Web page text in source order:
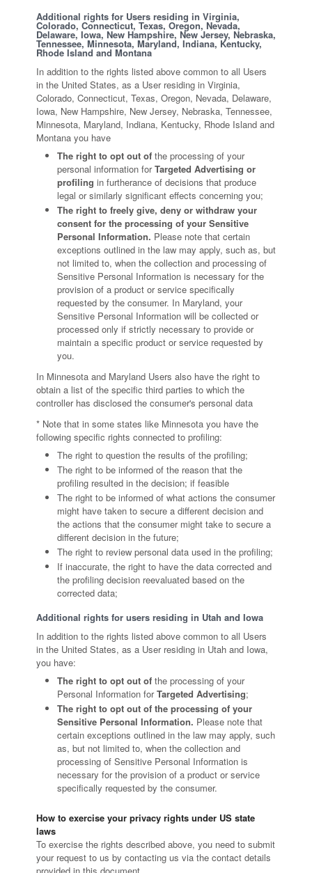
Additional rights for Users residing in Virginia,
Colorado, Connecticut, Texas, Oregon, Nevada,
Delaware, Iowa, New Hampshire, New Jersey, Nebraska,
Tennessee, Minnesota, Maryland, Indiana, Kentucky,
Rhode Island and Montana
In addition to the rights listed above common to all Users
in the United States, as a User residing in Virginia,
Colorado, Connecticut, Texas, Oregon, Nevada, Delaware,
Iowa, New Hampshire, New Jersey, Nebraska, Tennessee,
Minnesota, Maryland, Indiana, Kentucky, Rhode Island and
Montana you have
The right to opt out of the processing of your
personal information forTargeted Advertising or
profiling in furtherance of decisions that produce
legal or similarly significant effects concerning you;
The right to freely give, deny or withdraw your
consent for the processing of your Sensitive
Personal Information. Please note that certain
exceptions outlined in the law may apply, such as, but
not limited to, when the collection and processing of
Sensitive Personal Information is necessary for the
provision of a product or service specifically
requested by the consumer. In Maryland, your
Sensitive Personal Information will be collected or
processed only if strictly necessary to provide or
maintain a specific product or service requested by
you.
In Minnesota and Maryland Users also have the right to
obtain a list of the specific third parties to which the
controller has disclosed the consumer's personal data
* Note that in some states like Minnesota you have the
following specific rights connected to profiling:
The right to question the results of the profiling;
The right to be informed of the reason that the
profiling resulted in the decision; if feasible
The right to be informed of what actions the consumer
might have taken to secure a different decision and
the actions that the consumer might take to secure a
different decision in the future;
The right to review personal data used in the profiling;
If inaccurate, the right to have the data corrected and
the profiling decision reevaluated based on the
corrected data;
Additional rights for users residing in Utah and Iowa
In addition to the rights listed above common to all Users
in the United States, as a User residing in Utah and Iowa,
you have:
The right to opt out of the processing of your
Personal Information forTargeted Advertising;
The right to opt out of the processing of your
Sensitive Personal Information. Please note that
certain exceptions outlined in the law may apply, such
as, but not limited to, when the collection and
processing of Sensitive Personal Information is
necessary for the provision of a product or service
specifically requested by the consumer.
How to exercise your privacy rights under US state
laws
To exercise the rights described above, you need to submit
your request to us by contacting us via the contact details